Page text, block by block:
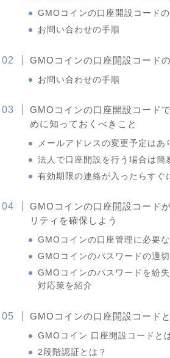
GMOコインの口座開設コード
お問い合わせの手順
GMOコインの口座開設コード
お問い合わせの手順
GMOコインの口座開設コード
めに知っておくべきこと
メールアドレスの変更予定はあ
法人で口座開設を行う場合は簡
有効期限の連絡が入ったらすぐ
GMOコインの口座開設コード
リティを確保しよう
GMOコインの口座管理に必要
GMOコインのパスワードの適
GMOコインのパスワードを紛
対応策を紹介
GMOコインの口座開設コード
GMOコイン 口座開設コードと
2段階認証とは？